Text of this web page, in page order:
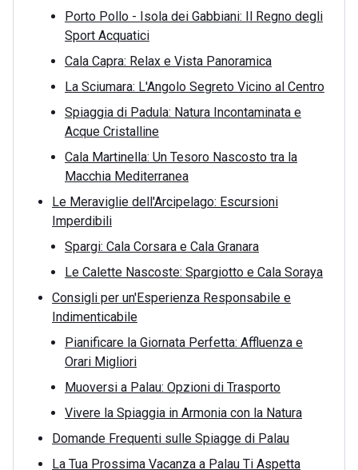
Porto Pollo - Isola dei Gabbiani: Il Regno degli
Sport Acquatici
Cala Capra: Relax e Vista Panoramica
La Sciumara: L'Angolo Segreto Vicino al Centro
Spiaggia di Padula: Natura Incontaminata e
Acque Cristalline
Cala Martinella: Un Tesoro Nascosto tra la
Macchia Mediterranea
Le Meraviglie dell'Arcipelago: Escursioni
Imperdibili
Spargi: Cala Corsara e Cala Granara
Le Calette Nascoste: Spargiotto e Cala Soraya
Consigli per un'Esperienza Responsabile e
Indimenticabile
Pianificare la Giornata Perfetta: Affluenza e
Orari Migliori
Muoversi a Palau: Opzioni di Trasporto
Vivere la Spiaggia in Armonia con la Natura
Domande Frequenti sulle Spiagge di Palau
La Tua Prossima Vacanza a Palau Ti Aspetta